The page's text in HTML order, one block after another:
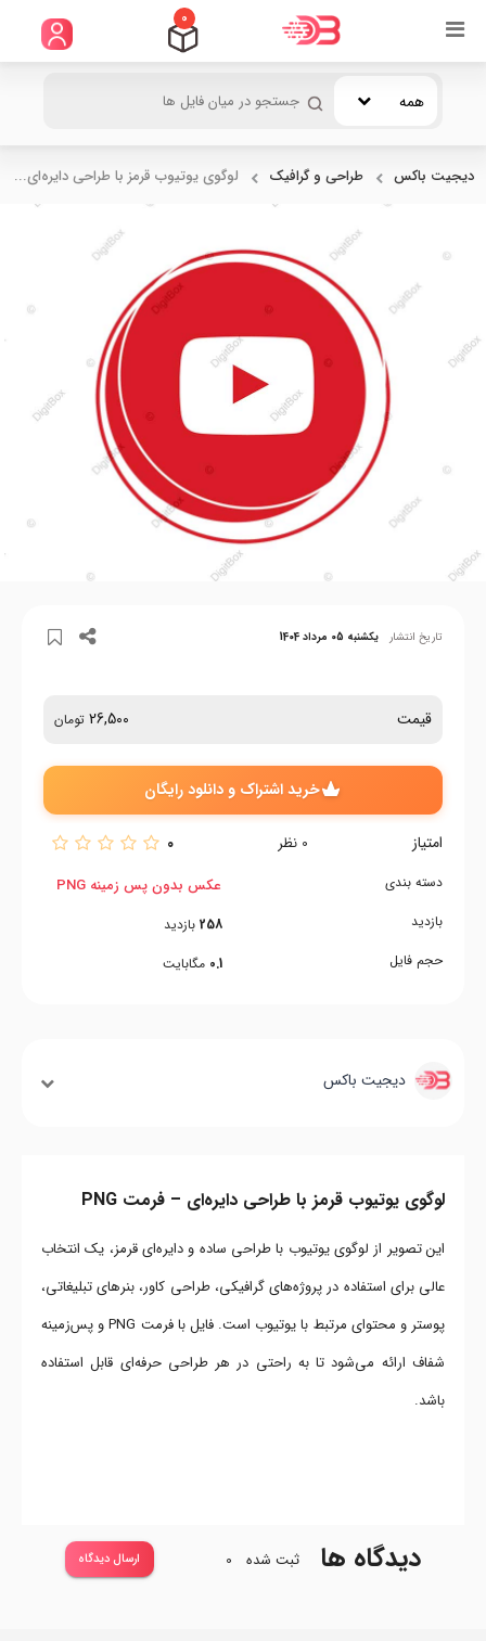
0
همه
دیجیت باکس طراحی و گرافیک لوگوی یوتیوب قرمز با طراحی دایره‌ای...
تاریخ انتشار یکشنبه 05 مرداد 1404
قیمت 26,500 تومان
خرید اشتراک و دانلود رایگان
امتیاز 0 نظر 0
دسته بندی
بازدید
حجم فایل
عکس بدون پس زمینه PNG
258 بازدید
0.1 مگابایت
دیجیت باکس
لوگوی یوتیوب قرمز با طراحی دایره‌ای – فرمت PNG
این تصویر از لوگوی یوتیوب با طراحی ساده و دایره‌ای قرمز، یک انتخاب
عالی برای استفاده در پروژه‌های گرافیکی، طراحی کاور، بنرهای تبلیغاتی،
پوستر و محتوای مرتبط با یوتیوب است. فایل با فرمت PNG و پس‌زمینه
شفاف ارائه می‌شود تا به راحتی در هر طراحی حرفه‌ای قابل استفاده
باشد.
دیدگاه ها ثبت شده 0 ارسال دیدگاه